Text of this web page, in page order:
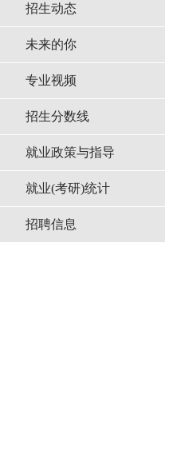
招生动态
未来的你
专业视频
招生分数线
就业政策与指导
就业(考研)统计
招聘信息